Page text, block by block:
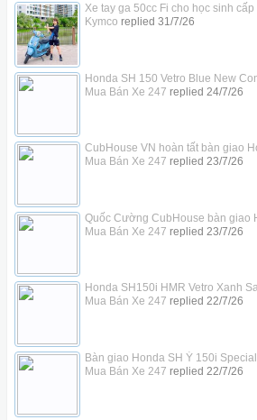
Xe tay ga 50cc Fi cho học sinh cấp
Kymco replied 31/7/26
Honda SH 150 Vetro Blue New
Mua Bán Xe 247 replied 24/7/26
CubHouse VN hoàn tất bàn giao
Mua Bán Xe 247 replied 23/7/26
Quốc Cường CubHouse bàn giao
Mua Bán Xe 247 replied 23/7/26
Honda SH150i HMR Vetro Xanh
Mua Bán Xe 247 replied 22/7/26
Bàn giao Honda SH Ý 150i
Mua Bán Xe 247 replied 22/7/26